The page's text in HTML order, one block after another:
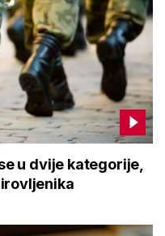
u dvije kategorije,